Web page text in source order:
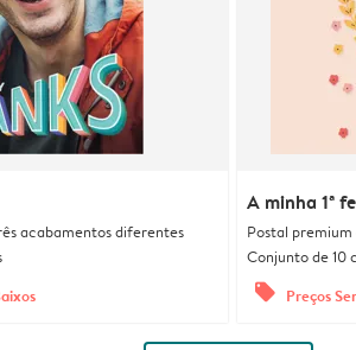
acabamentos diferentes
A minha 1ª
Postal
Conjunto de 10
offers Preços